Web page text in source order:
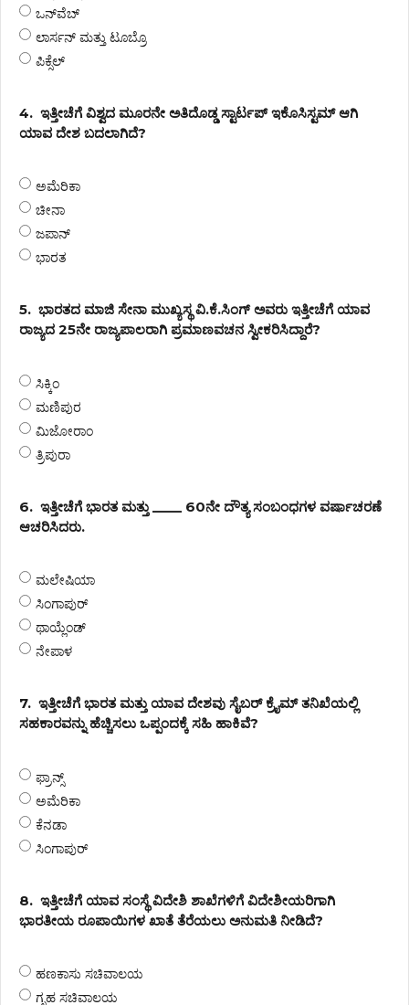
ಒನ್‌ವೆಬ್
ಲಾರ್ಸನ್ ಮತ್ತು ಟೂಬ್ರೊ
ಪಿಕ್ಸೆಲ್
4. ಇತ್ತೀಚೆಗೆ ವಿಶ್ವದ ಮೂರನೇ ಅತಿದೊಡ್ಡ ಸ್ಟಾರ್ಟಪ್ ಇಕೊಸಿಸ್ಟಮ್ ಆಗಿ
ಯಾವ ದೇಶ ಬದಲಾಗಿದೆ?
ಅಮೆರಿಕಾ
ಚೀನಾ
ಜಪಾನ್
ಭಾರತ
5. ಭಾರತದ ಮಾಜಿ ಸೇನಾ ಮುಖ್ಯಸ್ಥ ವಿ.ಕೆ.ಸಿಂಗ್ ಅವರು ಇತ್ತೀಚೆಗೆ ಯಾವ
ರಾಜ್ಯದ 25ನೇ ರಾಜ್ಯಪಾಲರಾಗಿ ಪ್ರಮಾಣವಚನ ಸ್ವೀಕರಿಸಿದ್ದಾರೆ?
ಸಿಕ್ಕಿಂ
ಮಣಿಪುರ
ಮಿಜೋರಾಂ
ತ್ರಿಪುರಾ
6. ಇತ್ತೀಚೆಗೆ ಭಾರತ ಮತ್ತು ____ 60ನೇ ದೌತ್ಯ ಸಂಬಂಧಗಳ ವರ್ಷಾಚರಣೆ
ಆಚರಿಸಿದರು.
ಮಲೇಷಿಯಾ
ಸಿಂಗಾಪುರ್
ಥಾಯ್ಲೆಂಡ್
ನೇಪಾಳ
7. ಇತ್ತೀಚೆಗೆ ಭಾರತ ಮತ್ತು ಯಾವ ದೇಶವು ಸೈಬರ್ ಕ್ರೈಮ್ ತನಿಖೆಯಲ್ಲಿ
ಸಹಕಾರವನ್ನು ಹೆಚ್ಚಿಸಲು ಒಪ್ಪಂದಕ್ಕೆ ಸಹಿ ಹಾಕಿವೆ?
ಫ್ರಾನ್ಸ್
ಅಮೆರಿಕಾ
ಕೆನಡಾ
ಸಿಂಗಾಪುರ್
8. ಇತ್ತೀಚೆಗೆ ಯಾವ ಸಂಸ್ಥೆ ವಿದೇಶಿ ಶಾಖೆಗಳಿಗೆ ವಿದೇಶೀಯರಿಗಾಗಿ
ಭಾರತೀಯ ರೂಪಾಯಿಗಳ ಖಾತೆ ತೆರೆಯಲು ಅನುಮತಿ ನೀಡಿದೆ?
ಹಣಕಾಸು ಸಚಿವಾಲಯ
ಗೃಹ ಸಚಿವಾಲಯ